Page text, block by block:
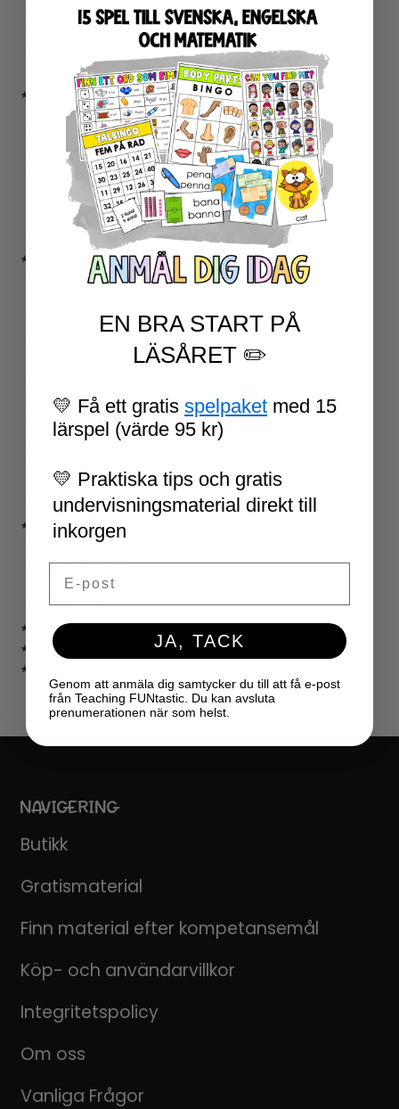
SOCIALA FÄRDIGHETER
RELIGIONSKUNSKAP
★ SERIER
ESCAPE ROOMS
UPPGIFTSKORT SVENSKA
NIVÅINDELADE LÄSTEXTER
LÄSKORT FAKTA
VI SKRIVER
SPRÅKSPIRALEN
MATTESPIRALEN
★ SÄSONG OCH HÖGTIDER
100 SKOLDAGAR
TERMINSAVSLUT
★ LÄRARVERKTYG
KLASSRUMSDEKORATION
KLASSRUMSLEDARSKAP
KLASSRUMSORGANISATION
LÄRARKALENDER
★ SPEL
★ GRATIS
★ LICENSER
NAVIGERING
Butikk
Gratismaterial
Finn material efter kompetansemål
Köp- och användarvillkor
Integritetspolicy
Om oss
Vanliga Frågor
EN BRA START PÅ
LÄSÅRET ✏️
💛 Få ett gratis spelpaket med 15
lärspel (värde 95 kr)
💛 Praktiska tips och gratis
undervisningsmaterial direkt till
inkorgen
JA, TACK
Genom att anmäla dig samtycker du till att få e-post
från Teaching FUNtastic. Du kan avsluta
prenumerationen när som helst.